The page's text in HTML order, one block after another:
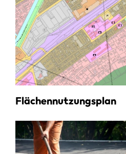
Flächennutzungsplan